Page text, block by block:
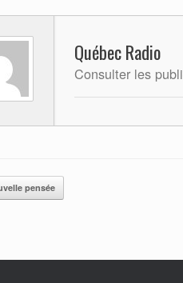
Québec Radio
Consulter les
pensée